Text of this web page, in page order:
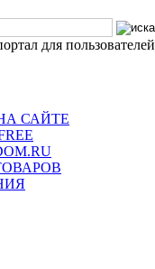
для пользователей
САЙТЕ